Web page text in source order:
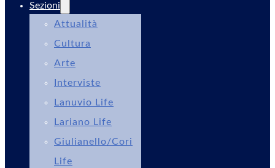
Sezioni
Attualità
Cultura
Arte
Interviste
Lanuvio Life
Lariano Life
Giulianello/Cori
Life